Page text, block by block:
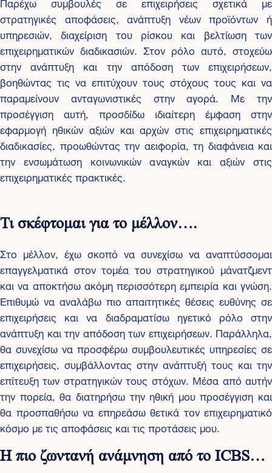
στρατηγικές αποφάσεις, ανάπτυξη νέων προϊόντων ή
υπηρεσιών, διαχείριση του ρίσκου και βελτίωση των
επιχειρηματικών διαδικασιών. Στον ρόλο αυτό, στοχεύω
στην ανάπτυξη και την απόδοση των επιχειρήσεων,
βοηθώντας τις να επιτύχουν τους στόχους τους και να
παραμείνουν ανταγωνιστικές στην αγορά. Με την
προσέγγιση αυτή, προσδίδω ιδιαίτερη έμφαση στην
εφαρμογή ηθικών αξιών και αρχών στις επιχειρηματικές
διαδικασίες, προωθώντας την αειφορία, τη διαφάνεια και
την ενσωμάτωση κοινωνικών αναγκών και αξιών στις
επιχειρηματικές πρακτικές.
Τι σκέφτομαι για το μέλλον….
Στο μέλλον, έχω σκοπό να συνεχίσω να αναπτύσσομαι
επαγγελματικά στον τομέα του στρατηγικού μάνατζμεντ
και να αποκτήσω ακόμη περισσότερη εμπειρία και γνώση.
Επιθυμώ να αναλάβω πιο απαιτητικές θέσεις ευθύνης σε
επιχειρήσεις και να διαδραματίσω ηγετικό ρόλο στην
ανάπτυξη και την απόδοση των επιχειρήσεων. Παράλληλα,
θα συνεχίσω να προσφέρω συμβουλευτικές υπηρεσίες σε
επιχειρήσεις, συμβάλλοντας στην ανάπτυξή τους και την
επίτευξη των στρατηγικών τους στόχων. Μέσα από αυτήν
την πορεία, θα διατηρήσω την ηθική μου προσέγγιση και
θα προσπαθήσω να επηρεάσω θετικά τον επιχειρηματικό
κόσμο με τις αποφάσεις και τις προτάσεις μου.
Η πιο ζωντανή ανάμνηση από το ICBS…